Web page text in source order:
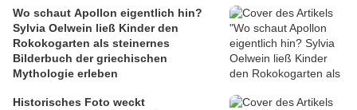
Wo schaut Apollon eigentlich hin?
Sylvia Oelwein ließ Kinder den
Rokokogarten als steinernes
Bilderbuch der griechischen
Mythologie erleben
Historisches Foto weckt